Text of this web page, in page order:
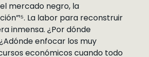
mercado negro, la
La labor para reconstruir
inmensa. ¿Por dónde
enfocar los muy
económicos cuando todo